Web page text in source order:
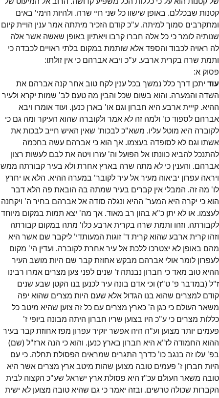
קטנות שבכללם. באופן שישוו כל שני חיי שרה. ולהיות הימי' באים
ומתקרבים סמוך למיתה. ע"כ קודם הזכיר מיתתה אמר ענין הויית קיום
שנותיה לומר כי כל אלה חברו קרבו ויאתיון באופן שאשה אשר אלה
לה ראויה לכבוד והספד אלא שותמת במקום בלתי ראויים לכבדה כי
ותמת שרה בקרית ארבע. ע"כ ויבא אברהם כי אין זולתו:
פסוק א:
עוד יתכן דרך כלל נמשך בכל ענין לקח טוב אחר קנה אברהם את
השדה והמערה. והוא בשום שכל והבין מה טעם לב' שמות יקרא ולעיר
ההיא. קייית ארבע היא חברון וגם או' בארן כנען. ועוד אומרו ויבא
אברהם לספוד כו' ולמה זה לא אמר ולקוברה שהוא העיקר ומה גם כי
לקוברה היא מוטל עליו. משא"כ לבכות' שאין האיש חייב לבכות את
אשתו וגם לא לסופדה בעצמו. אך הוא כי אברהם עשה בחכמה
להתנכל להביא כוונתו אל הפועל וה' עזרו ויטה את לבם לעשות רצון
אברהם. והענין כי לא מתה שרה בארץ אחרת ולא בעיר קבורתה ממש
ויראה עפרון יביאוה מעיר אל עיר לקובר' במערה ההיא. הלא או יחרץ
לו' מה זה. המבלי אין קברים בעיר שמתה בה הובאת פה הלא דבר
הוא כי יקרה היא המער' ההיא ונגלה סודה אל אברהם בחיר ה' ויקחנה
לעצמו. או לא יתן כ"א בהון רב מאוד. אך מה' יצא תמות במקום מיוחד
לקבורתה. וזהו ותמת שרה בקרית ארבע כלו' מתה במקום קבורתה
וזהו קרית ארבע שהוא קרית ד' זוגות המעותדי' ליקבר שם אשר היא
מהם באופן לא יצטרכו ללכת אל עיר אחרת לקוברה. ועדין הי' מקום
לעפרון לומר אולי אברהם מבקש אחוזת קבר שם היות מושב העיר
ההיא טוב מאד כי חברון נבנתה ז' שנים לפני צען מצרים אמרו רבינו
ז"ל (במדבר פ' ט"ז) וכי אדם בונה עיר לכנען בנו הקטן שבע שנים
קודם למצרים שהוא בנו הגדול אלא שעם היות מצרים שהוא יפה
משאר העולם כי כגן ה' כארץ מצרים עם כל זה צוען שהיא מיטב כל
כללות מצרים כי ע"כ היו בצוען שריו חברון היתה מבונה ביופי ז'
פעמים יותר מצוען וע"ה היה אפשר יוקיר עפרון מפז אחוזת קבר בעיר
ההוא החמודה לז"א היא חברון בארץ כנען. והוא כי הנה ארז"ל (שם)
בפ' עלו זה בנגב כו' כדרך התגרים שמראים הפסולת תחלה. כי עם
היות חברון ז' פעמים טובה מצוען שהות מיטב ארץ מצרים אשר היא
טובה משאר העולם עכ"ז היא פסולת ארץ ישראל שע"כ הקצוה לבית
הקברות שכולה טרשים. ובזה יאמר כי גם שהיא טובה מצוען לא ישית